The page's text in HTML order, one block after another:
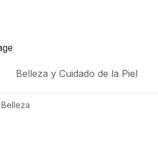
Belleza y Cuidado de la Piel